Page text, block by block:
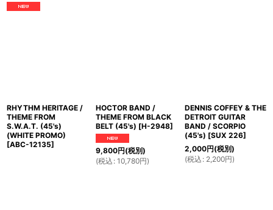
RHYTHM HERITAGE /
THEME FROM
S.W.A.T. (45's)
(WHITE PROMO)
[ABC-12135]
HOCTOR BAND /
THEME FROM BLACK
BELT (45's) [H-2948]
9,800円(税別)
(税込 : 10,780円)
DENNIS COFFEY & THE
DETROIT GUITAR
BAND / SCORPIO
(45's) [SUX 226]
2,000円(税別)
(税込 : 2,200円)